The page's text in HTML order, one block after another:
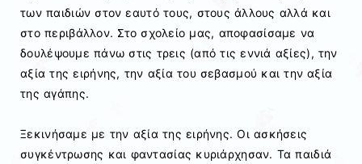
των παιδιών στον εαυτό τους, στους άλλους αλλά και
στο περιβάλλον. Στο σχολείο μας, αποφασίσαμε να
δουλέψουμε πάνω στις τρεις (από τις εννιά αξίες), την
αξία της ειρήνης, την αξία του σεβασμού και την αξία
της αγάπης.
Ξεκινήσαμε με την αξία της ειρήνης. Οι ασκήσεις
συγκέντρωσης και φαντασίας κυριάρχησαν. Τα παιδιά